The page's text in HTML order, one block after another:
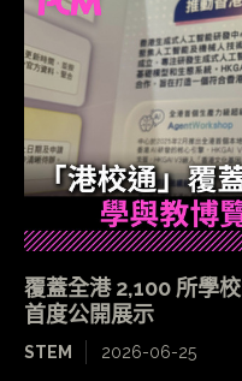
覆蓋全港 2,100 所學
首度公開展示
STEM 2026-06-25